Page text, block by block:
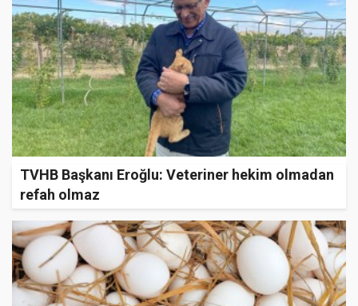
TVHB Başkanı Eroğlu: Veteriner hekim olmadan
refah olmaz